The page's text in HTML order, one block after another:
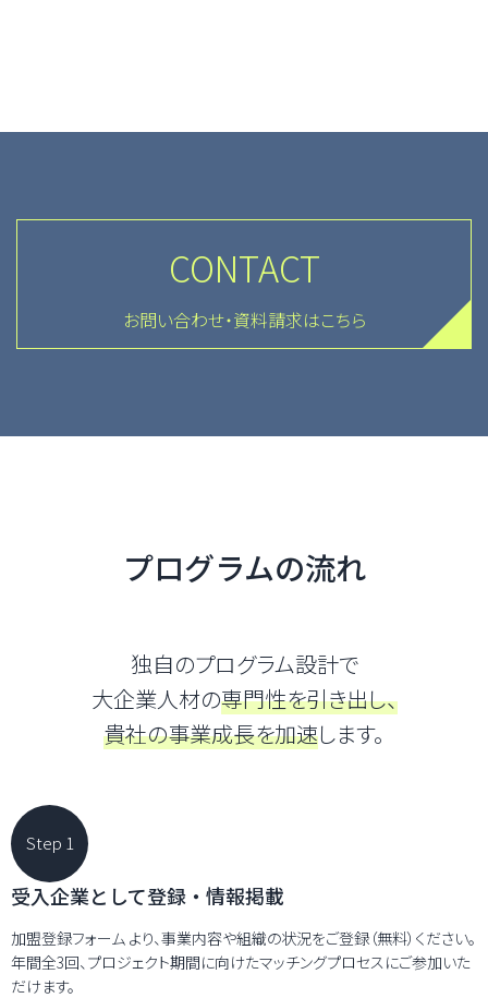
CONTACT
お問い合わせ・資料請求はこちら
プログラムの流れ
独自のプログラム設計で
大企業人材の専門性を引き出し、
貴社の事業成長を加速します。
Step 1
受入企業として登録・情報掲載
加盟登録フォーム より、事業内容や組織の状況をご登録（無料）ください。
年間全3回、プロジェクト期間に向けたマッチングプロセスにご参加いた
だけます。